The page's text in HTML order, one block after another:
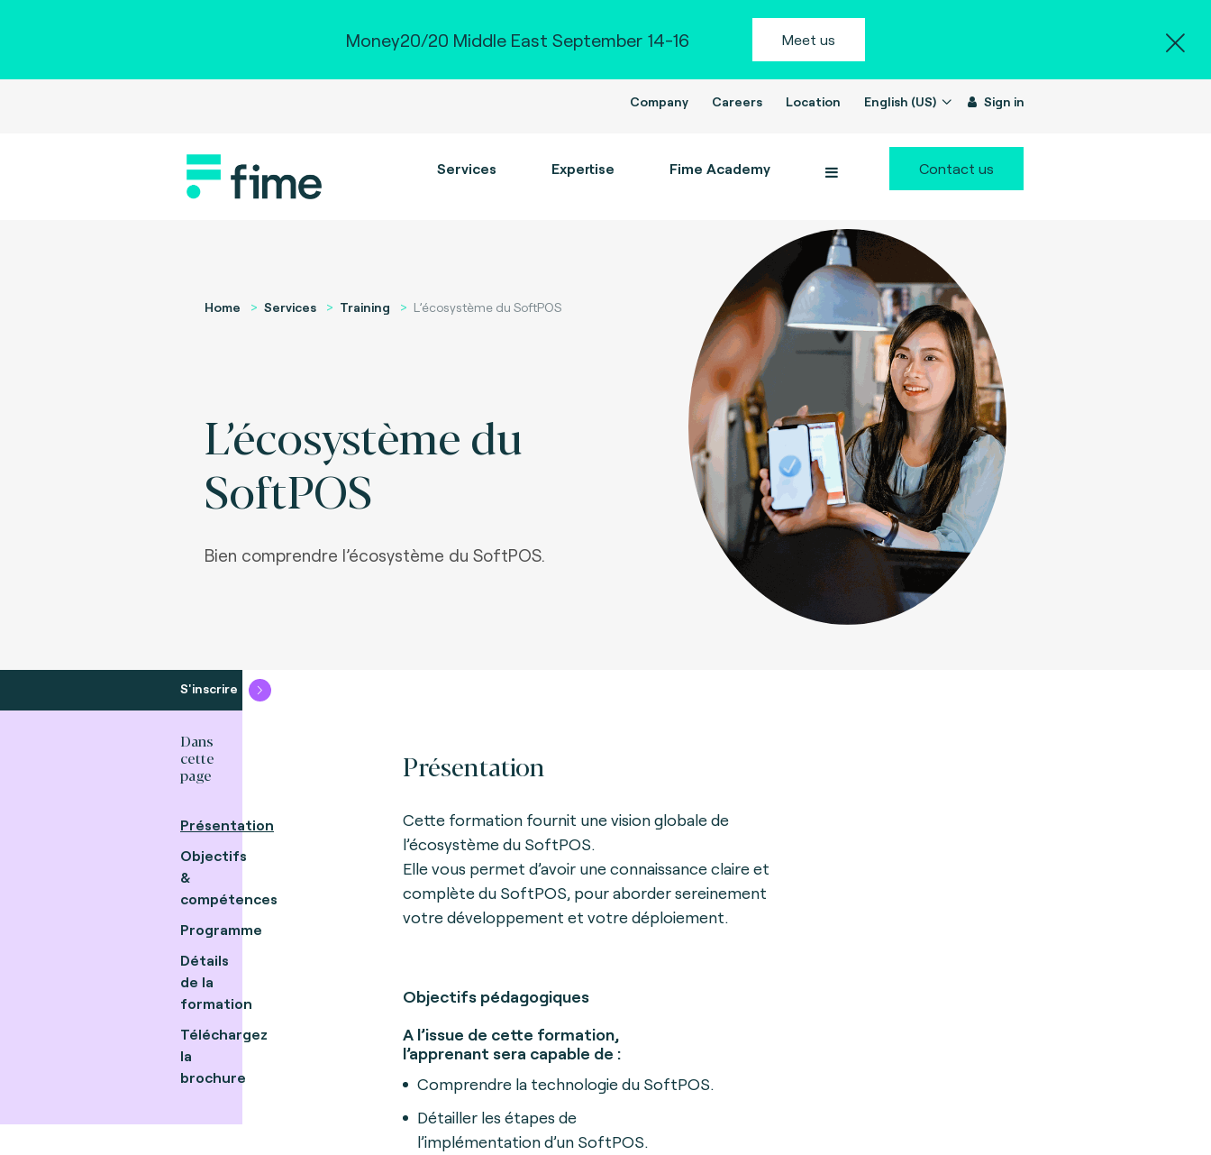
Money20/20 Middle East September 14-16 Meet us
Company Careers Location English (US) Sign in
Services Expertise Fime Academy Contact us
Home Services Training L’écosystème du SoftPOS
L’écosystème du
SoftPOS
Bien comprendre l’écosystème du SoftPOS.
S'inscrire
Dans
cette
page
Présentation
Objectifs
&
compétences
Programme
Détails
de la
formation
Téléchargez
la
brochure
Présentation
Cette formation fournit une vision globale de
l’écosystème du SoftPOS.
Elle vous permet d’avoir une connaissance claire et
complète du SoftPOS, pour aborder sereinement
votre développement et votre déploiement.
Objectifs pédagogiques
A l’issue de cette formation,
l’apprenant sera capable de :
Comprendre la technologie du SoftPOS.
Détailler les étapes de
l’implémentation d’un SoftPOS.